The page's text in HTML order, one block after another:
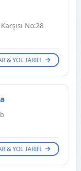
No:28
& YOL TARIFI
& YOL TARIFI